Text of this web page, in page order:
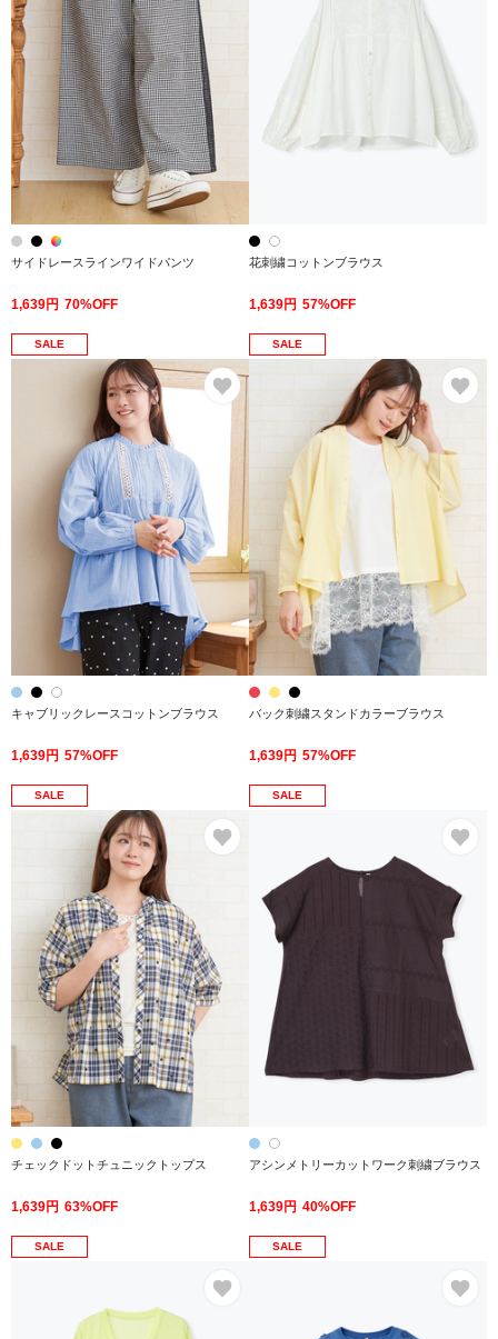
サイドレースラインワイドパンツ
1,639円 70%OFF
花刺繍コットンブラウス
1,639円 57%OFF
SALE
お気に入り
キャブリックレースコットンブラウス
1,639円 57%OFF
SALE
バック刺繍スタンドカラーブラウス
1,639円 57%OFF
SALE
チェックドットチュニックトップス
1,639円 63%OFF
SALE
アシンメトリーカットワーク刺繍ブラウス
1,639円 40%OFF
SALE SALE